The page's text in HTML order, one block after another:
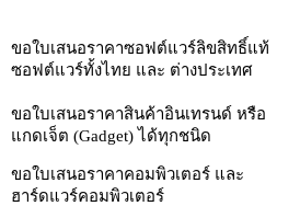
ขอใบเสนอราคาซอฟต์แวร์ลิขสิทธิ์แท้
ซอฟต์แวร์ทั้งไทย และ ต่างประเทศ
ขอใบเสนอราคาสินค้าอินเทรนด์ หรือ
แกดเจ็ต (Gadget) ได้ทุกชนิด
ขอใบเสนอราคาคอมพิวเตอร์ และ
ฮาร์ดแวร์คอมพิวเตอร์